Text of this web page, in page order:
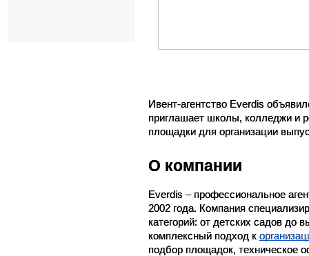
Ивент-агентство Everdis
приглашает школы, колледжи и
площадки для организации
О компании
Everdis – профессиональное
2002 года. Компания
категорий: от детских садов до
комплексный подход к
подбор площадок, техническое